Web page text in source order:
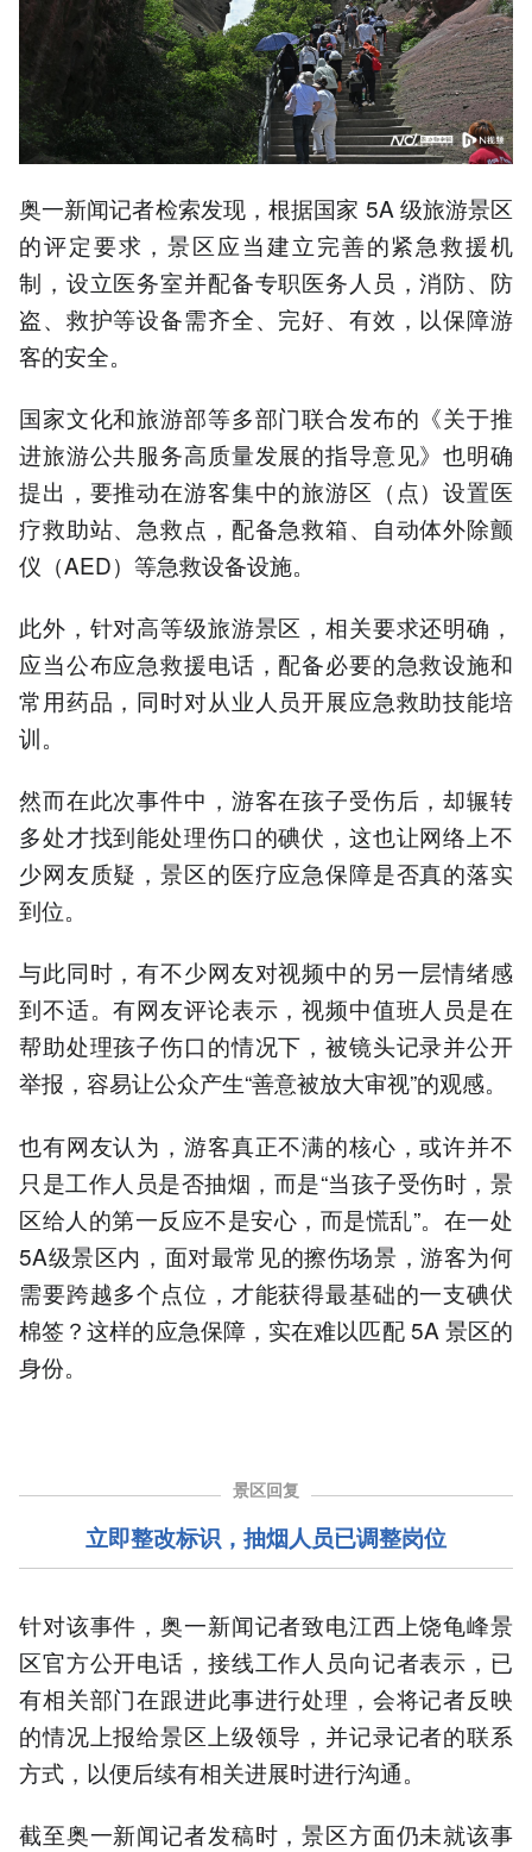
奥一新闻记者检索发现，根据国家 5A 级旅游景区
的评定要求，景区应当建立完善的紧急救援机
制，设立医务室并配备专职医务人员，消防、防
盗、救护等设备需齐全、完好、有效，以保障游
客的安全。
国家文化和旅游部等多部门联合发布的《关于推
进旅游公共服务高质量发展的指导意见》也明确
提出，要推动在游客集中的旅游区（点）设置医
疗救助站、急救点，配备急救箱、自动体外除颤
仪（AED）等急救设备设施。
此外，针对高等级旅游景区，相关要求还明确，
应当公布应急救援电话，配备必要的急救设施和
常用药品，同时对从业人员开展应急救助技能培
训。
然而在此次事件中，游客在孩子受伤后，却辗转
多处才找到能处理伤口的碘伏，这也让网络上不
少网友质疑，景区的医疗应急保障是否真的落实
到位。
与此同时，有不少网友对视频中的另一层情绪感
到不适。有网友评论表示，视频中值班人员是在
帮助处理孩子伤口的情况下，被镜头记录并公开
举报，容易让公众产生“善意被放大审视”的观感。
也有网友认为，游客真正不满的核心，或许并不
只是工作人员是否抽烟，而是“当孩子受伤时，景
区给人的第一反应不是安心，而是慌乱”。在一处
5A级景区内，面对最常见的擦伤场景，游客为何
需要跨越多个点位，才能获得最基础的一支碘伏
棉签？这样的应急保障，实在难以匹配 5A 景区的
身份。
景区回复
立即整改标识， 抽烟人员已调整岗位
针对该事件，奥一新闻记者致电江西上饶龟峰景
区官方公开电话，接线工作人员向记者表示，已
有相关部门在跟进此事进行处理，会将记者反映
的情况上报给景区上级领导，并记录记者的联系
方式，以便后续有相关进展时进行沟通。
截至奥一新闻记者发稿时，景区方面仍未就该事